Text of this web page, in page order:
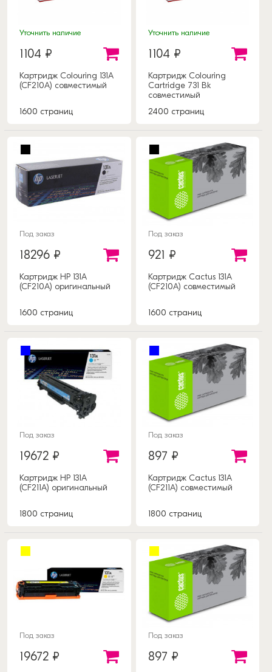
Уточнить наличие
1104 ₽
Картридж Colouring 131A
(CF210A) совместимый
1600 страниц
Уточнить наличие
1104 ₽
Картридж Colouring
Cartridge 731 Bk
совместимый
2400 страниц
Под заказ
18296 ₽
Картридж HP 131A
(CF210A) оригинальный
1600 страниц
Под заказ
921 ₽
Картридж Cactus 131A
(CF210A) совместимый
1600 страниц
Под заказ
19672 ₽
Картридж HP 131A
(CF211A) оригинальный
1800 страниц
Под заказ
897 ₽
Картридж Cactus 131A
(CF211A) совместимый
1800 страниц
Под заказ
19672 ₽
Под заказ
897 ₽